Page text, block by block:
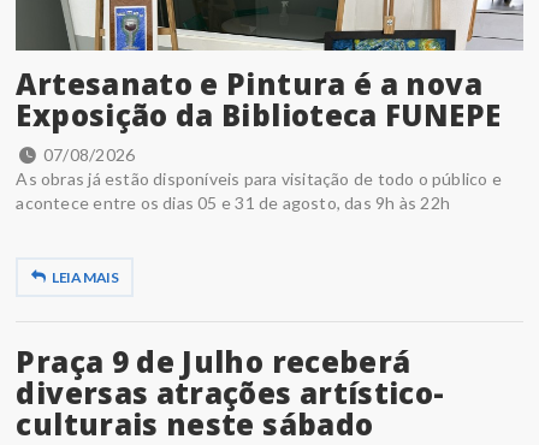
Artesanato e Pintura é a nova
Exposição da Biblioteca FUNEPE
07/08/2026
As obras já estão disponíveis para visitação de todo o público e
acontece entre os dias 05 e 31 de agosto, das 9h às 22h
LEIA MAIS
Praça 9 de Julho receberá
diversas atrações artístico-
culturais neste sábado